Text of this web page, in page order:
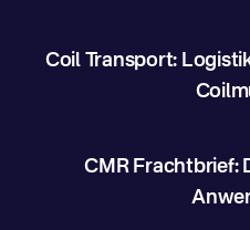
Coil Transport:
CMR Frachtbrief: